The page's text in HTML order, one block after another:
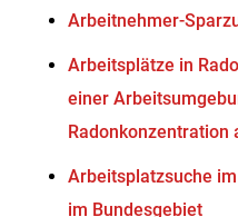
Arbeitnehmer-
Arbeitsplätze in
einer
Radonkonzentration
Arbeitsplatzsuche
im Bundesgebiet